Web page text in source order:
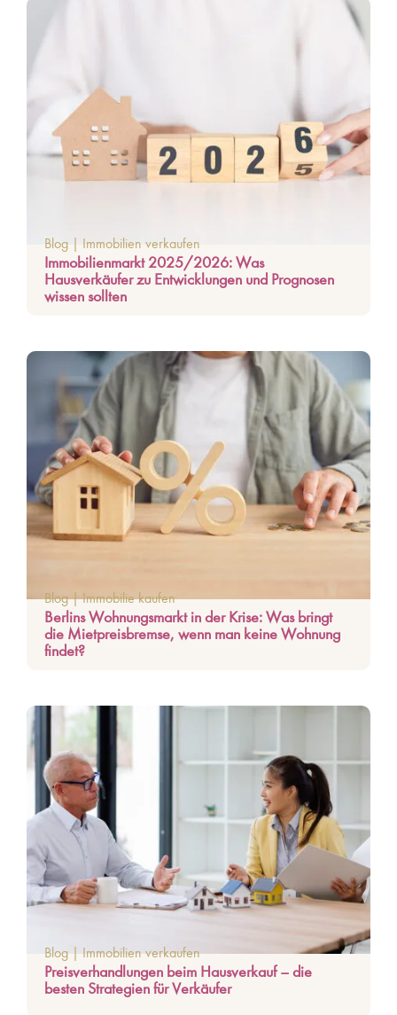
Blog Immobilien verkaufen
Immobilienmarkt 2025/2026: Was
Hausverkäufer zu Entwicklungen und Prognosen
wissen sollten
Blog| Immobilie kaufen
Berlins Wohnungsmarkt in der Krise: Was bringt
die Mietpreisbremse, wenn man keine Wohnung
findet?
Blog Immobilien verkaufen
Preisverhandlungen beim Hausverkauf – die
besten Strategien für Verkäufer